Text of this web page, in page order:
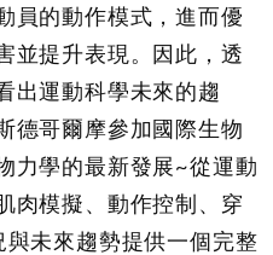
員的動作模式，進而優
並提升表現。因此，透
出運動科學未來的趨
德哥爾摩參加國際生物
力學的最新發展~從運動
肉模擬、動作控制、穿
未來趨勢提供一個完整